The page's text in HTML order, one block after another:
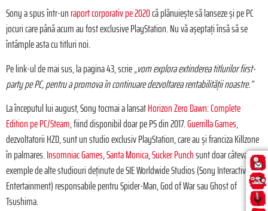
Sony a spus într-unraport corporativ pe 2020că plănuiește să lanseze și pe PC
jocuri care până acum au fost exclusive PlayStation. Nu vă așeptați însă să se
întâmple asta cu titluri noi.
Pe link-ul de mai sus, la pagina 43, scrie„vom explora extinderea titlurilor first-
party pe PC, pentru a promova în continuare dezvoltarea rentabilității noastre.”
La începutul lui august, Sony tocmai a lansatHorizon Zero Dawn: Complete
Edition pe PC/Steam, fiind disponibil doar pe PS din 2017.Guerrilla Games,
dezvoltatorii HZD, sunt un studio exclusiv PlayStation, care au și franciza Killzone
în palmares.Insomniac Games,Santa Monica,Sucker Punchsunt doar câteva
exemple de alte studiouri deținute de SIE Worldwide Studios (Sony Interactive
Entertainment) responsabile pentru Spider-Man, God of War sau Ghost of
Tsushima.